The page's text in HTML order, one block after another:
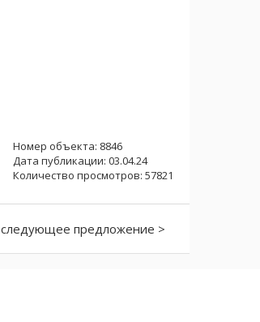
Номер объекта: 8846
Дата публикации: 03.04.24
Количество просмотров: 57821
следующее предложение >